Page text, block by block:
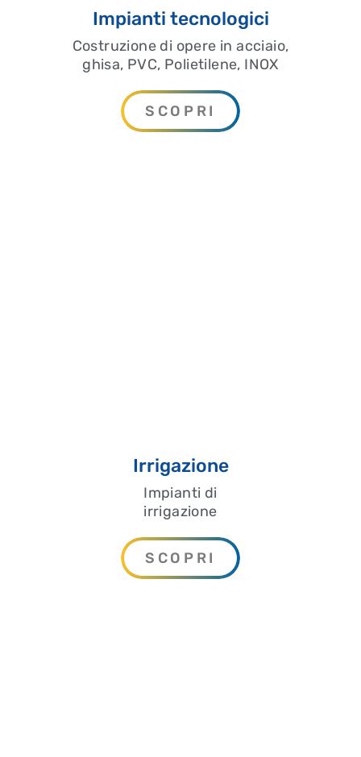
Impianti tecnologici
Costruzione di opere in acciaio,
ghisa, PVC, Polietilene, INOX
SCOPRI
Irrigazione
Impianti di
irrigazione
SCOPRI